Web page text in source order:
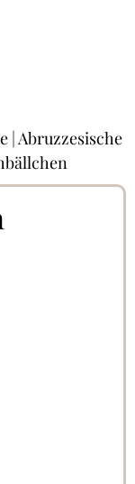
| Abruzzesische